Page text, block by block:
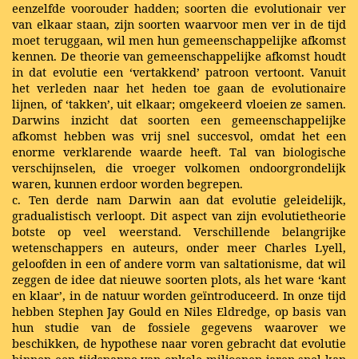
eenzelfde voorouder hadden; soorten die evolutionair ver
van elkaar staan, zijn soorten waarvoor men ver in de tijd
moet teruggaan, wil men hun gemeenschappelijke afkomst
kennen. De theorie van gemeenschappelijke afkomst houdt
in dat evolutie een ‘vertakkend’ patroon vertoont. Vanuit
het verleden naar het heden toe gaan de evolutionaire
lijnen, of ‘takken’, uit elkaar; omgekeerd vloeien ze samen.
Darwins inzicht dat soorten een gemeenschappelijke
afkomst hebben was vrij snel succesvol, omdat het een
enorme verklarende waarde heeft. Tal van biologische
verschijnselen, die vroeger volkomen ondoorgrondelijk
waren, kunnen erdoor worden begrepen.
c. Ten derde nam Darwin aan dat evolutie geleidelijk,
gradualistisch verloopt. Dit aspect van zijn evolutietheorie
botste op veel weerstand. Verschillende belangrijke
wetenschappers en auteurs, onder meer Charles Lyell,
geloofden in een of andere vorm van saltationisme, dat wil
zeggen de idee dat nieuwe soorten plots, als het ware ‘kant
en klaar’, in de natuur worden geïntroduceerd. In onze tijd
hebben Stephen Jay Gould en Niles Eldredge, op basis van
hun studie van de fossiele gegevens waarover we
beschikken, de hypothese naar voren gebracht dat evolutie